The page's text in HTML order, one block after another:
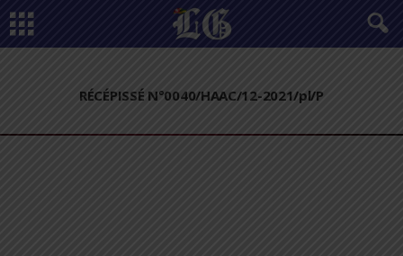
RÉCÉPISSÉ N°0040/HAAC/12-2021/pl/P